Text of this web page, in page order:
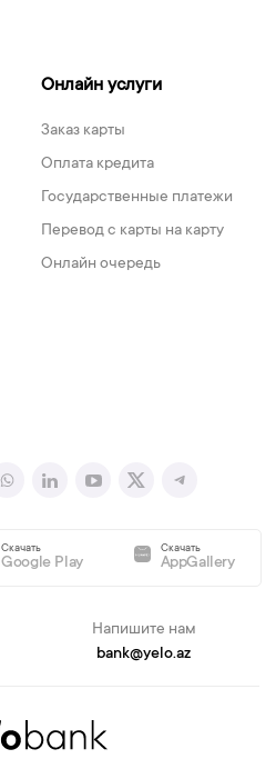
Онлайн услуги
Заказ карты
Оплата кредита
Государственные платежи
Перевод с карты на карту
Онлайн очередь
Скачать
Google Play
Скачать
AppGallery
Напишите нам
bank@yelo.az